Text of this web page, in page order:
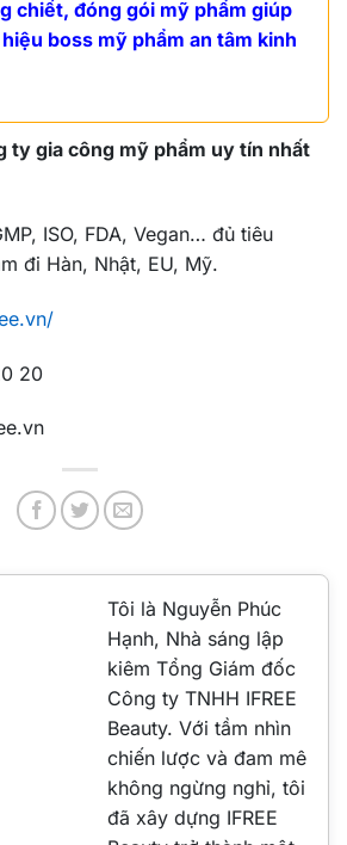
chiết, đóng gói mỹ phẩm giúp
boss mỹ phẩm an tâm kinh
ty gia công mỹ phẩm uy tín nhất
ISO, FDA, Vegan… đủ tiêu
đi Hàn, Nhật, EU, Mỹ.
20
Tôi là Nguyễn Phúc
Hạnh, Nhà sáng lập
kiêm Tổng Giám đốc
Công ty TNHH IFREE
Beauty. Với tầm nhìn
chiến lược và đam mê
không ngừng nghỉ, tôi
đã xây dựng IFREE